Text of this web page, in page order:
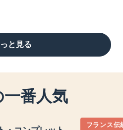
と見る
番人気
フランス伝